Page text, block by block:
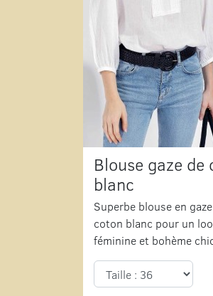
Blouse gaze de
blanc
Superbe blouse en
coton blanc pour un
féminine et bohème